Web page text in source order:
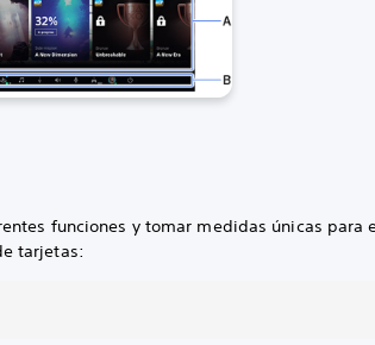
funciones y tomar medidas únicas para
tarjetas: